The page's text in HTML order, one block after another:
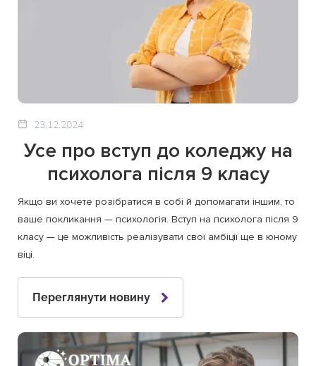
23.12.2024
Усе про вступ до коледжу на
психолога після 9 класу
Якщо ви хочете розібратися в собі й допомагати іншим, то
ваше покликання — психологія. Вступ на психолога після 9
класу — це можливість реалізувати свої амбіції ще в юному
віці.
Переглянути новину